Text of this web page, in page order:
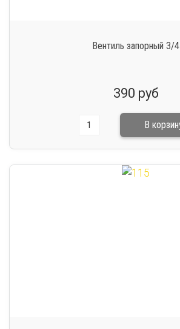
Вентиль запорный 3/4
390 руб